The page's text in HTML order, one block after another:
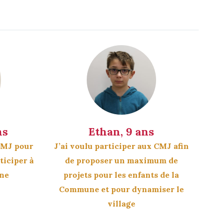
pour
à
Ethan, 9 ans
J’ai voulu participer aux CMJ afin
de proposer un maximum de
projets pour les enfants de la
Commune et pour dynamiser le
village